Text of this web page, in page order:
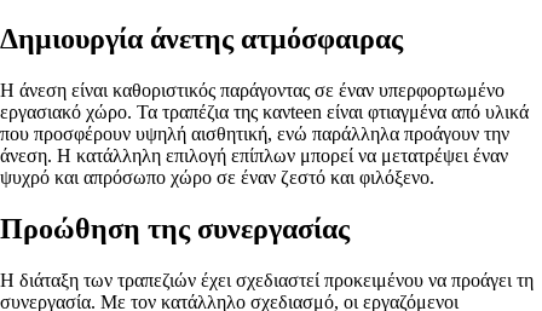
Δημιουργία άνετης ατμόσφαιρας
Η άνεση είναι καθοριστικός παράγοντας σε έναν υπερφορτωμένο
εργασιακό χώρο. Τα τραπέζια της κανteen είναι φτιαγμένα από υλικά
που προσφέρουν υψηλή αισθητική, ενώ παράλληλα προάγουν την
άνεση. Η κατάλληλη επιλογή επίπλων μπορεί να μετατρέψει έναν
ψυχρό και απρόσωπο χώρο σε έναν ζεστό και φιλόξενο.
Προώθηση της συνεργασίας
Η διάταξη των τραπεζιών έχει σχεδιαστεί προκειμένου να προάγει τη
συνεργασία. Με τον κατάλληλο σχεδιασμό, οι εργαζόμενοι